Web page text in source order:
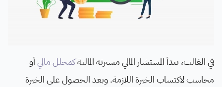
في الغالب، يبدأ المستشار المالي مسيرته الماليةكمحلل ماليأو
محاسب لاكتساب الخبرة اللازمة. وبعد الحصول على الخبرة